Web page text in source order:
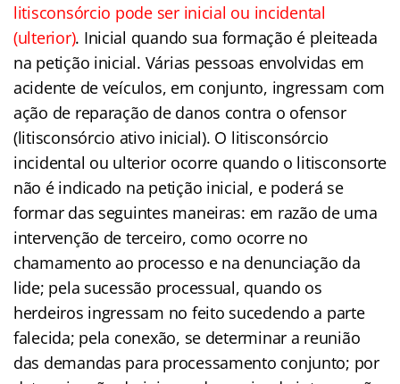
litisconsórcio pode ser inicial ou incidental
(ulterior). Inicial quando sua formação é pleiteada
na petição inicial. Várias pessoas envolvidas em
acidente de veículos, em conjunto, ingressam com
ação de reparação de danos contra o ofensor
(litisconsórcio ativo inicial). O litisconsórcio
incidental ou ulterior ocorre quando o litisconsorte
não é indicado na petição inicial, e poderá se
formar das seguintes maneiras: em razão de uma
intervenção de terceiro, como ocorre no
chamamento ao processo e na denunciação da
lide; pela sucessão processual, quando os
herdeiros ingressam no feito sucedendo a parte
falecida; pela conexão, se determinar a reunião
das demandas para processamento conjunto; por